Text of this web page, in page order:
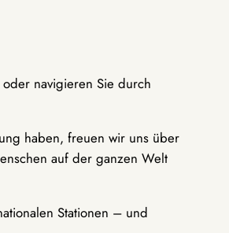
navigieren Sie durch
haben, freuen wir uns über
auf der ganzen Welt
Stationen – und